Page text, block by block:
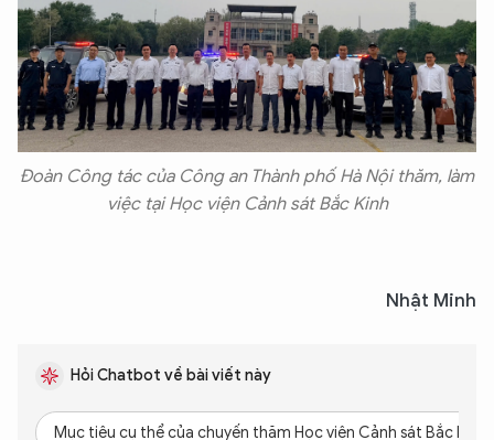
Đoàn Công tác của Công an Thành phố Hà Nội thăm, làm
việc tại Học viện Cảnh sát Bắc Kinh
Nhật Minh
Hỏi Chatbot về bài viết này
Mục tiêu cụ thể của chuyến thăm Học viện Cảnh sát Bắc Kinh